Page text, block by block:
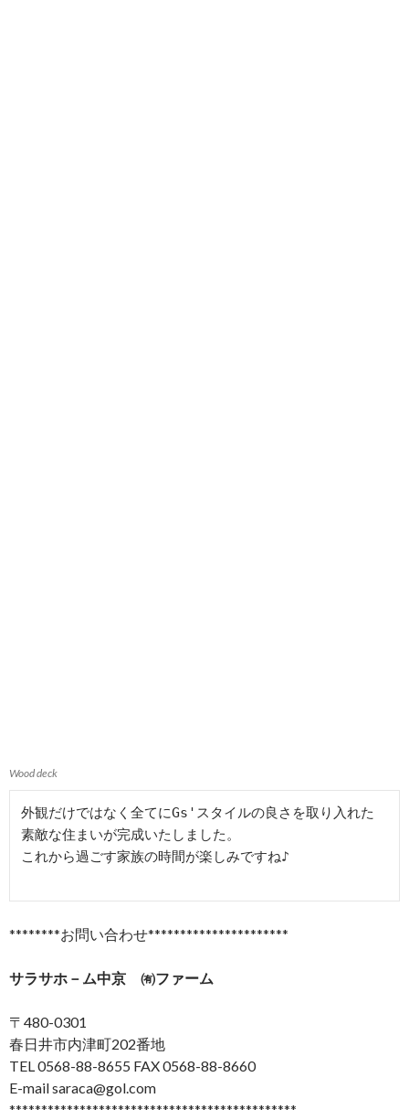
Wood deck
外観だけではなく全てにGs'スタイルの良さを取り入れた
素敵な住まいが完成いたしました。
これから過ごす家族の時間が楽しみですね♪
********お問い合わせ**********************
サラサホ－ム中京 ㈲ファーム
〒480-0301
春日井市内津町202番地
TEL 0568-88-8655 FAX 0568-88-8660
E-mail saraca@gol.com
*********************************************